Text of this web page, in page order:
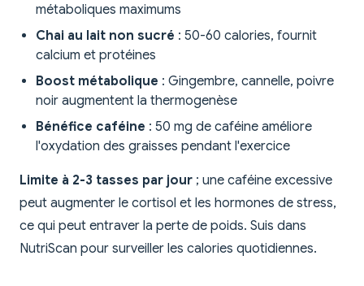
métaboliques maximums
Chai au lait non sucré : 50-60 calories, fournit
calcium et protéines
Boost métabolique : Gingembre, cannelle, poivre
noir augmentent la thermogenèse
Bénéfice caféine : 50 mg de caféine améliore
l'oxydation des graisses pendant l'exercice
Limite à 2-3 tasses par jour ; une caféine excessive
peut augmenter le cortisol et les hormones de stress,
ce qui peut entraver la perte de poids. Suis dans
NutriScan pour surveiller les calories quotidiennes.